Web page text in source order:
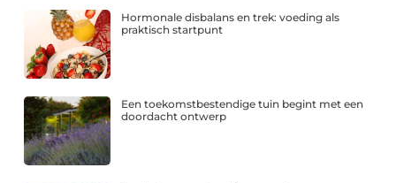
Hormonale disbalans en trek: voeding als
praktisch startpunt
Een toekomstbestendige tuin begint met een
doordacht ontwerp